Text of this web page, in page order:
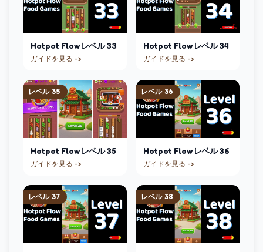
Hotpot Flow レベル33
ガイドを見る ->
Hotpot Flow レベル34
ガイドを見る ->
レベル 35
Hotpot Flow レベル35
ガイドを見る ->
レベル 36
Hotpot Flow レベル36
ガイドを見る ->
レベル 37 レベル 38